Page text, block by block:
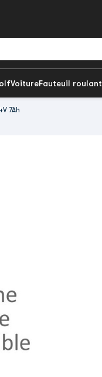
VoitureFauteuil roulant
7Ah